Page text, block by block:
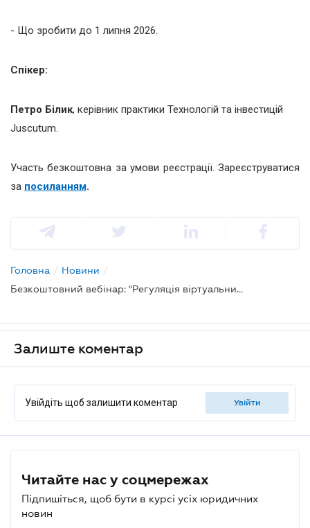
- Що зробити до 1 липня 2026.
Спікер:
Петро Білик, керівник практики Технологій та інвестицій
Juscutum.
Участь безкоштовна за умови реєстрації. Зареєструватися
за посиланням.
Головна / Новини /
Безкоштовний вебінар: "Регуляція віртуальних активів 2026: що готує новий закон і як до нього підготуватись?"
Залиште коментар
Увійдіть щоб залишити коментар увійти
Читайте нас у соцмережах
Підпишіться, щоб бути в курсі усіх юридичних
новин